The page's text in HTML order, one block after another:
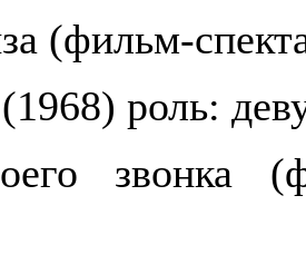
(фильм-
роль:
звонка